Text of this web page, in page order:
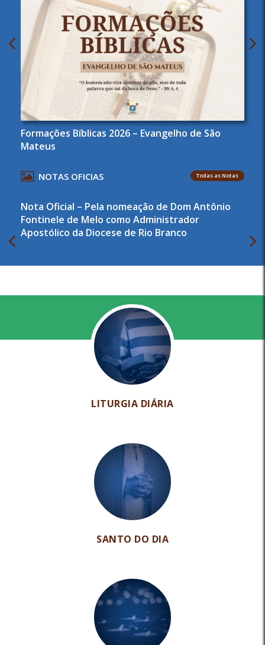
Formações Bíblicas 2026 – Evangelho de São
Mateus
NOTAS OFICIAS Todas as Notas
Nota Oficial – Pela nomeação de Dom Antônio
Fontinele de Melo como Administrador
Apostólico da Diocese de Rio Branco
LITURGIA DIÁRIA
SANTO DO DIA